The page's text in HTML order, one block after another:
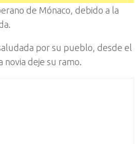
de Mónaco, debido a la
por su pueblo, desde el
novia deje su ramo.